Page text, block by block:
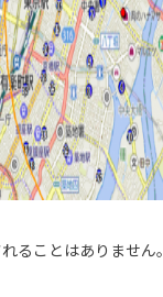
ることはありません。